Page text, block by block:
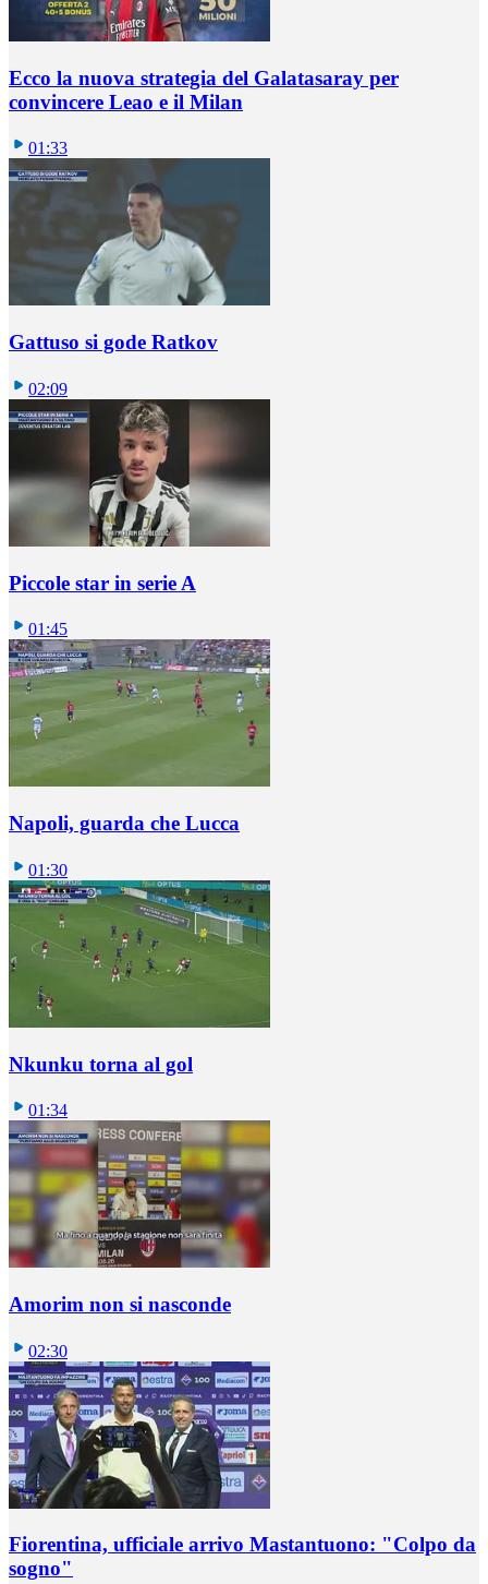
Ecco la nuova strategia del Galatasaray per
convincere Leao e il Milan
01:33
Gattuso si gode Ratkov
02:09
Piccole star in serie A
01:45
Napoli, guarda che Lucca
01:30
Nkunku torna al gol
01:34
Amorim non si nasconde
02:30
Fiorentina, ufficiale arrivo Mastantuono: "Colpo da
sogno"